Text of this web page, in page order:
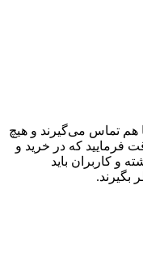
هم تماس می‌گیرند و هیچ
فرمایید که در خرید و
و کاربران باید
بگیرند.